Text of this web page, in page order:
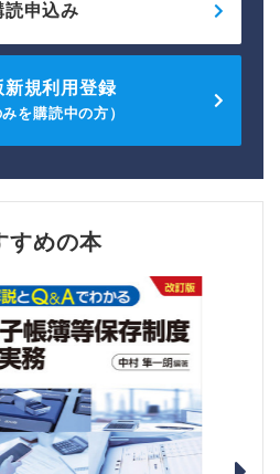
読申込み
新規利用登録
みを購読中の方）
すめの本